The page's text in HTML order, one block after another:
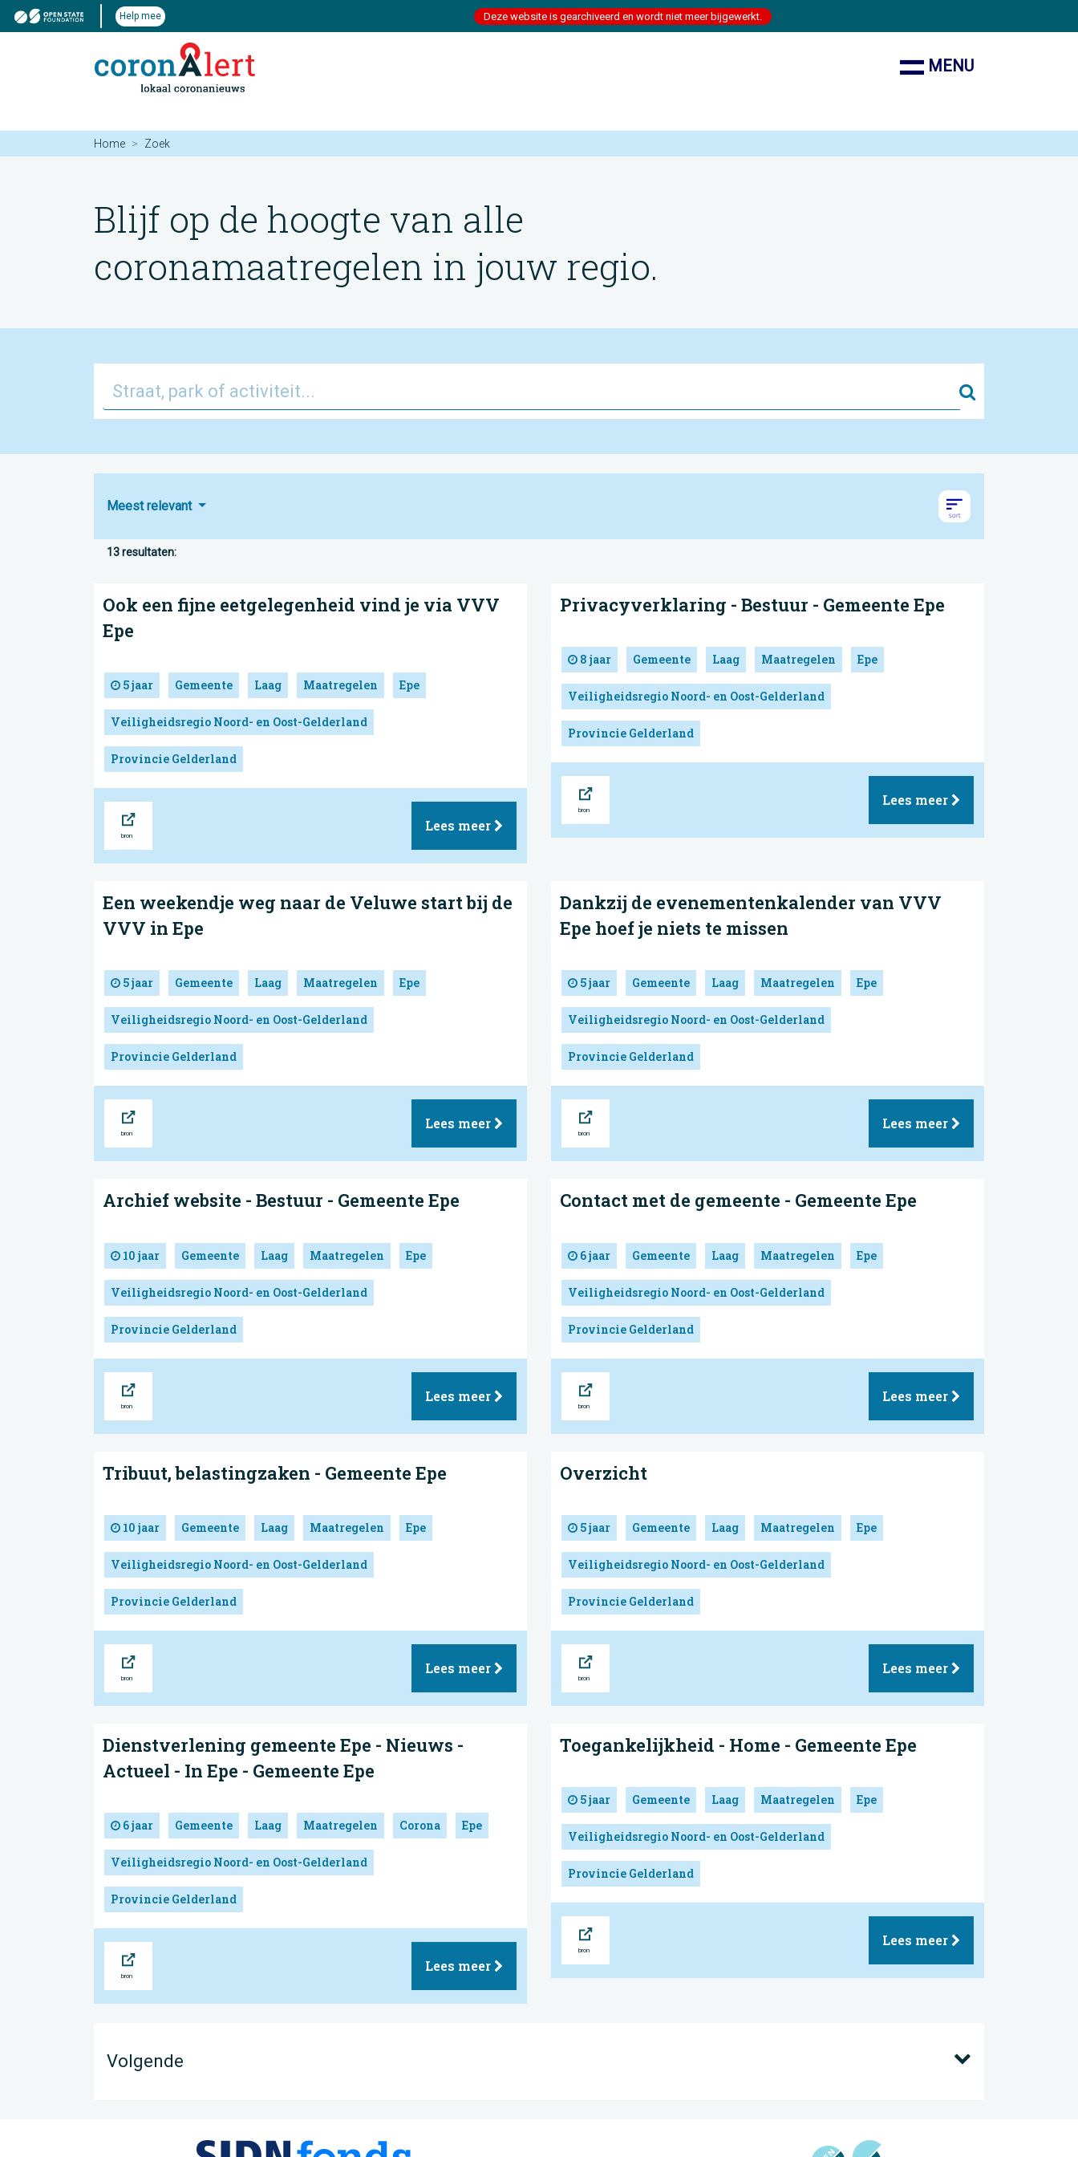
Help mee Deze website is gearchiveerd en wordt niet meer bijgewerkt.
MENU
Home Zoek
Blijf op de hoogte van alle
coronamaatregelen in jouw regio.
Zoek
Meest relevant
13 resultaten:
Ook een fijne eetgelegenheid vind je via VVV
Epe
5 jaar Gemeente Laag Maatregelen Epe
Veiligheidsregio Noord- en Oost-Gelderland
Provincie Gelderland
Lees meer
Privacyverklaring - Bestuur - Gemeente Epe
8 jaar Gemeente Laag Maatregelen Epe
Veiligheidsregio Noord- en Oost-Gelderland
Provincie Gelderland
Lees meer
Een weekendje weg naar de Veluwe start bij de
VVV in Epe
5 jaar Gemeente Laag Maatregelen Epe
Veiligheidsregio Noord- en Oost-Gelderland
Provincie Gelderland
Lees meer
Dankzij de evenementenkalender van VVV
Epe hoef je niets te missen
5 jaar Gemeente Laag Maatregelen Epe
Veiligheidsregio Noord- en Oost-Gelderland
Provincie Gelderland
Lees meer
Archief website - Bestuur - Gemeente Epe
10 jaar Gemeente Laag Maatregelen Epe
Veiligheidsregio Noord- en Oost-Gelderland
Provincie Gelderland
Lees meer
Contact met de gemeente - Gemeente Epe
6 jaar Gemeente Laag Maatregelen Epe
Veiligheidsregio Noord- en Oost-Gelderland
Provincie Gelderland
Lees meer
Tribuut, belastingzaken - Gemeente Epe
10 jaar Gemeente Laag Maatregelen Epe
Veiligheidsregio Noord- en Oost-Gelderland
Provincie Gelderland
Lees meer
Overzicht
5 jaar Gemeente Laag Maatregelen Epe
Veiligheidsregio Noord- en Oost-Gelderland
Provincie Gelderland
Lees meer
Dienstverlening gemeente Epe - Nieuws -
Actueel - In Epe - Gemeente Epe
6 jaar Gemeente Laag Maatregelen Corona Epe
Veiligheidsregio Noord- en Oost-Gelderland
Provincie Gelderland
Lees meer
Toegankelijkheid - Home - Gemeente Epe
5 jaar Gemeente Laag Maatregelen Epe
Veiligheidsregio Noord- en Oost-Gelderland
Provincie Gelderland
Lees meer
Volgende